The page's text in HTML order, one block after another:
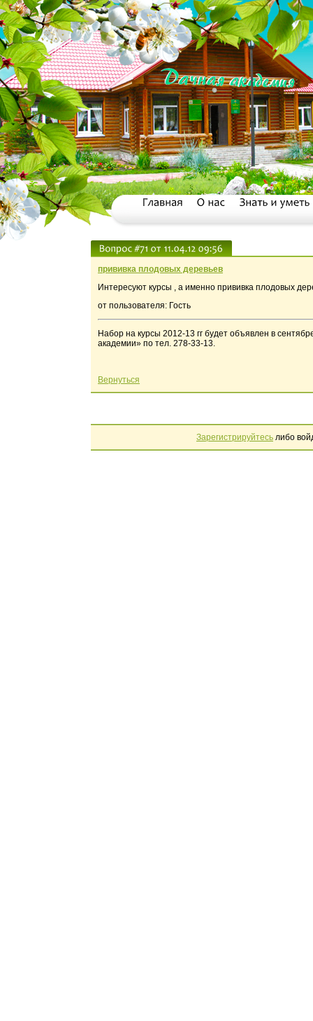
прививка плодовых деревьев
Интересуют курсы , а именно прививка плодовых
от пользователя: Гость
Набор на курсы 2012-13 гг будет объявлен в
академии» по тел. 278-33-13.
Вернуться
Зарегистрируйтесь либо